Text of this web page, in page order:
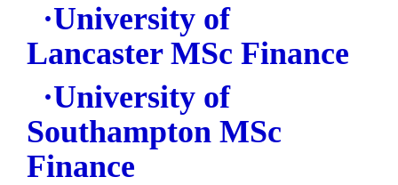
·University of
Lancaster MSc Finance
·University of
Southampton MSc
Finance